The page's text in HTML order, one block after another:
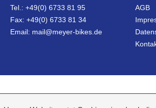
Tel.: +49(0) 6733 81 95
Fax: +49(0) 6733 81 34
Email: mail@meyer-bikes.de
AGB